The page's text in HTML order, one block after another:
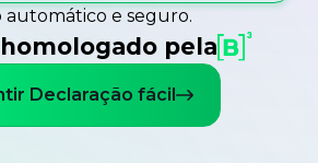
automático e seguro.
pela
Declaração fácil